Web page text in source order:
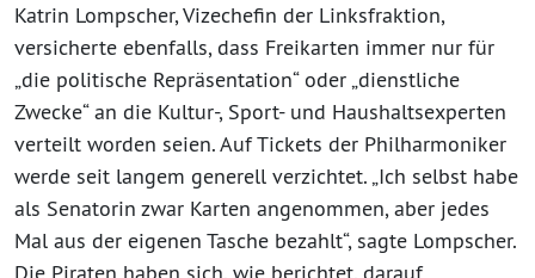
Katrin Lompscher, Vizechefin der Linksfraktion,
versicherte ebenfalls, dass Freikarten immer nur für
„die politische Repräsentation“ oder „dienstliche
Zwecke“ an die Kultur-, Sport- und Haushaltsexperten
verteilt worden seien. Auf Tickets der Philharmoniker
werde seit langem generell verzichtet. „Ich selbst habe
als Senatorin zwar Karten angenommen, aber jedes
Mal aus der eigenen Tasche bezahlt“, sagte Lompscher.